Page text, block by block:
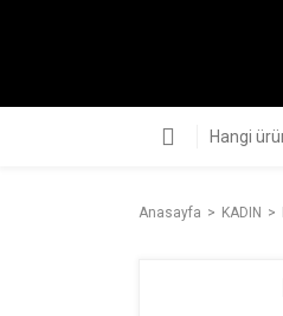
Anasayfa KADIN